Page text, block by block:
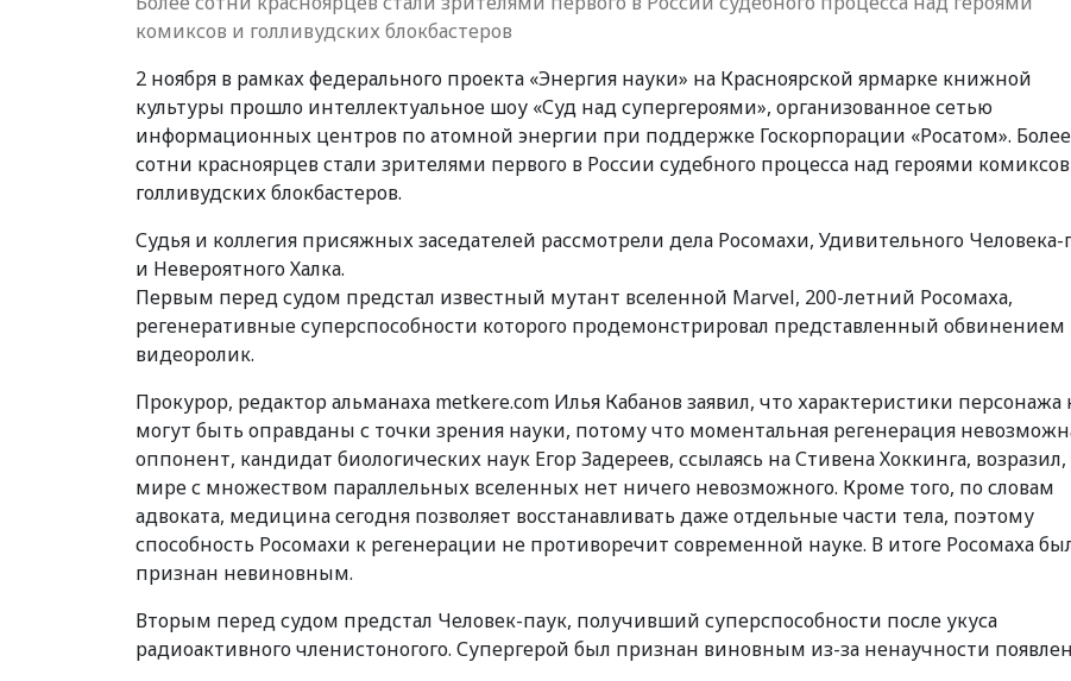
комиксов и голливудских блокбастеров
2 ноября в рамках федерального проекта «Энергия науки» на Красноярской ярмарке книжной
культуры прошло интеллектуальное шоу «Суд над супергероями», организованное сетью
информационных центров по атомной энергии при поддержке Госкорпорации «Росатом». Более
сотни красноярцев стали зрителями первого в России судебного процесса над героями
голливудских блокбастеров.
Судья и коллегия присяжных заседателей рассмотрели дела Росомахи, Удивительного Человека-
и Невероятного Халка.
Первым перед судом предстал известный мутант вселенной Marvel, 200-летний Росомаха,
регенеративные суперспособности которого продемонстрировал представленный обвинением
видеоролик.
Прокурор, редактор альманаха metkere.com Илья Кабанов заявил, что характеристики персонажа
могут быть оправданы с точки зрения науки, потому что моментальная регенерация
оппонент, кандидат биологических наук Егор Задереев, ссылаясь на Стивена Хоккинга, возразил,
мире с множеством параллельных вселенных нет ничего невозможного. Кроме того, по словам
адвоката, медицина сегодня позволяет восстанавливать даже отдельные части тела, поэтому
способность Росомахи к регенерации не противоречит современной науке. В итоге Росомаха
признан невиновным.
Вторым перед судом предстал Человек-паук, получивший суперспособности после укуса
радиоактивного членистоногого. Супергерой был признан виновным из-за ненаучности